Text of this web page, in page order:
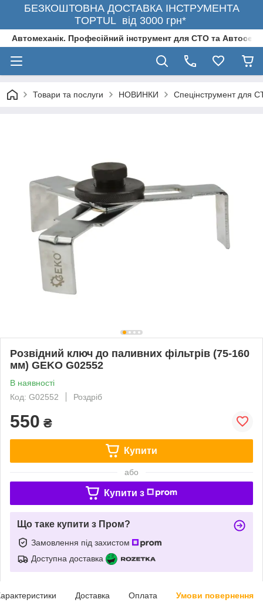
БЕЗКОШТОВНА ДОСТАВКА ІНСТРУМЕНТА
TOPTUL від 3000 грн*
Автомеханік. Професійний інструмент для СТО та
Товари та послуги НОВИНКИ Спецінструмент для
Розвідний ключ до паливних фільтрів (75-160
мм) GEKO G02552
В наявності
Код: G02552
Роздріб
550 ₴
Купити
або
Купити з
Що таке купити з Пром?
Замовлення під захистом
Доступна доставка
Доставка Оплата Умови повернення